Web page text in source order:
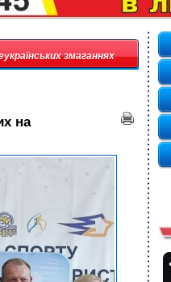
змаганнях
на